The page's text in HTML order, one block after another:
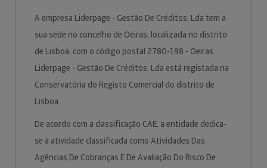
A empresa Liderpage - Gestão De Créditos, Lda tem a
sua sede no concelho de Oeiras, localizada no distrito
de Lisboa, com o código postal 2780-198 - Oeiras.
Liderpage - Gestão De Créditos, Lda está registada na
Conservatória do Registo Comercial do distrito de
Lisboa.
De acordo com a classificação CAE, a entidade dedica-
se à atividade classificada como Atividades Das
Agências De Cobranças E De Avaliação Do Risco De